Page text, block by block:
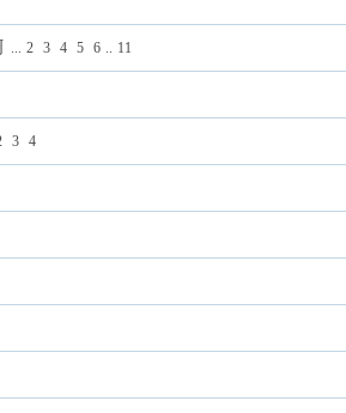
... 2 3 4 5 6 .. 11
3 4